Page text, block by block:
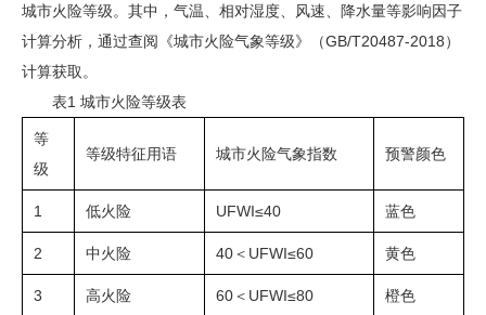
城市火险等级。其中，气温、相对湿度、风速、降水量等影响因子
计算分析，通过查阅《城市火险气象等级》（GB/T20487-2018）
计算获取。
表1 城市火险等级表
等
级
等级特征用语 城市火险气象指数 预警颜色
1 低火险 UFWI≤40 蓝色
2 中火险 40＜UFWI≤60 黄色
3 高火险 60＜UFWI≤80 橙色